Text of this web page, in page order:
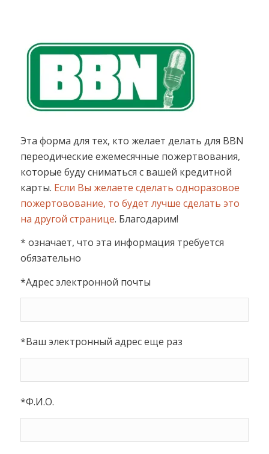
Эта форма для тех, кто желает делать для BBN
переодические ежемесячные пожертвования,
которые буду сниматься с вашей кредитной
карты. Если Вы желаете сделать одноразовое
пожертовование, то будет лучше сделать это
на другой странице. Благодарим!
* означает, что эта информация требуется
обязательно
*Адрес электронной почты
*Ваш электронный адрес еще раз
*Ф.И.О.